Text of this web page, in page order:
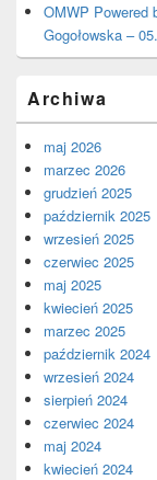
OMWP Powered
Gogołowska –
Archiwa
maj 2026
marzec 2026
grudzień 2025
październik 2025
wrzesień 2025
czerwiec 2025
maj 2025
kwiecień 2025
marzec 2025
październik 2024
wrzesień 2024
sierpień 2024
czerwiec 2024
maj 2024
kwiecień 2024